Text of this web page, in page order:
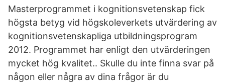
Masterprogrammet i kognitionsvetenskap fick
högsta betyg vid högskoleverkets utvärdering av
kognitionsvetenskapliga utbildningsprogram
2012. Programmet har enligt den utvärderingen
mycket hög kvalitet.. Skulle du inte finna svar på
någon eller några av dina frågor är du